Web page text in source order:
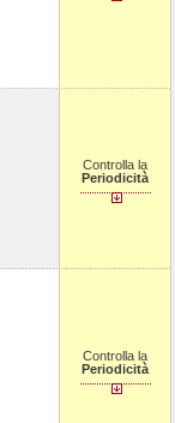
Controlla la
Periodicità
Controlla la
Periodicità